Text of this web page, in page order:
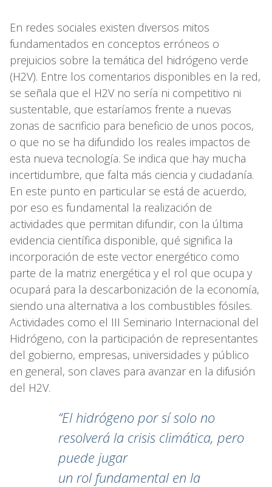
En redes sociales existen diversos mitos
fundamentados en conceptos erróneos o
prejuicios sobre la temática del hidrógeno verde
(H2V). Entre los comentarios disponibles en la red,
se señala que el H2V no sería ni competitivo ni
sustentable, que estaríamos frente a nuevas
zonas de sacrificio para beneficio de unos pocos,
o que no se ha difundido los reales impactos de
esta nueva tecnología. Se indica que hay mucha
incertidumbre, que falta más ciencia y ciudadanía.
En este punto en particular se está de acuerdo,
por eso es fundamental la realización de
actividades que permitan difundir, con la última
evidencia científica disponible, qué significa la
incorporación de este vector energético como
parte de la matriz energética y el rol que ocupa y
ocupará para la descarbonización de la economía,
siendo una alternativa a los combustibles fósiles.
Actividades como el III Seminario Internacional del
Hidrógeno, con la participación de representantes
del gobierno, empresas, universidades y público
en general, son claves para avanzar en la difusión
del H2V.
“El hidrógeno por sí solo no
resolverá la crisis climática, pero
puede jugar
un rol fundamental en la